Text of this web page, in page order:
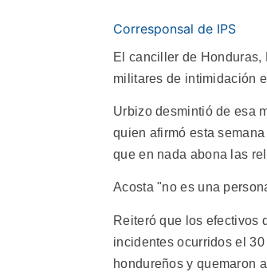
Corresponsal de IPS
El canciller de
militares de intimidación
Urbizo desmintió de esa
quien afirmó esta
que en nada abona las
Acosta "no es una
Reiteró que los efectivos
incidentes ocurridos el
hondureños y quemaron